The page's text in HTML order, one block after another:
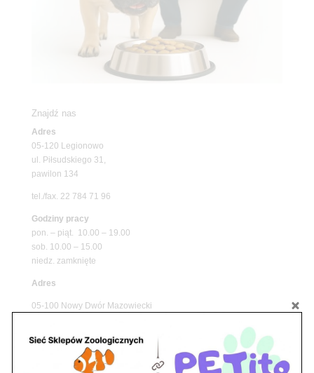
Znajdź nas
Adres
05-120 Legionowo
ul. Piłsudskiego 31,
pawilon 134
tel./fax. 22 784 71 96
Godziny pracy
pon. – piąt. 10.00 – 19.00
sob. 10.00 – 15.00
niedz. zamknięte
Adres
05-100 Nowy Dwór Mazowiecki
tel. 503 900 215
Godziny pracy